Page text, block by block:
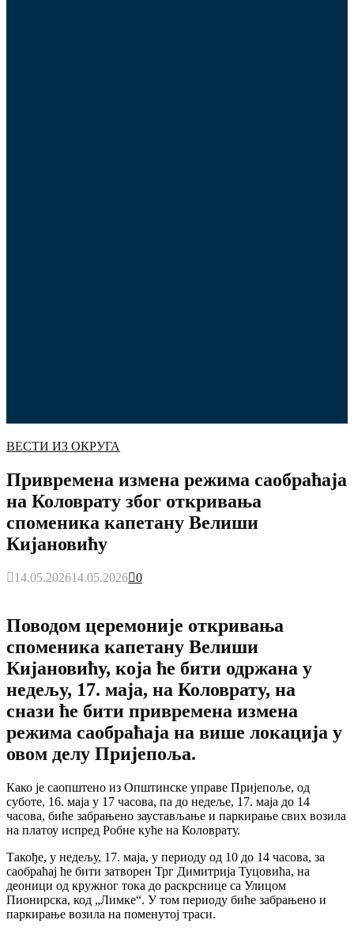
ВЕСТИ ИЗ ОКРУГА
Привремена измена режима саобраћаја
на Коловрату због откривања
споменика капетану Велиши
Кијановићу
14.05.202614.05.2026 0
Поводом церемоније откривања
споменика капетану Велиши
Кијановићу, која ће бити одржана у
недељу, 17. маја, на Коловрату, на
снази ће бити привремена измена
режима саобраћаја на више локација у
овом делу Пријепоља.
Како је саопштено из Општинске управе Пријепоље, од
суботе, 16. маја у 17 часова, па до недеље, 17. маја до 14
часова, биће забрањено заустављање и паркирање свих возила
на платоу испред Робне куће на Коловрату.
Такође, у недељу, 17. маја, у периоду од 10 до 14 часова, за
саобраћај ће бити затворен Трг Димитрија Туцовића, на
деоници од кружног тока до раскрснице са Улицом
Пионирска, код „Лимке“. У том периоду биће забрањено и
паркирање возила на поменутој траси.